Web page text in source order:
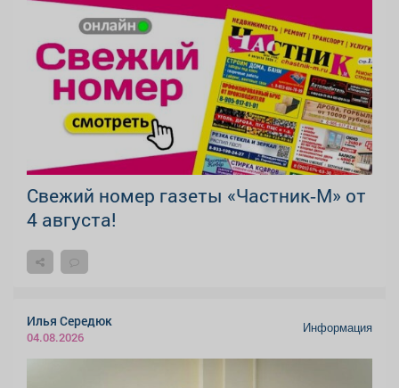
Свежий номер газеты «Частник‑М» от
4 августа!
Илья Середюк
04.08.2026
Информация